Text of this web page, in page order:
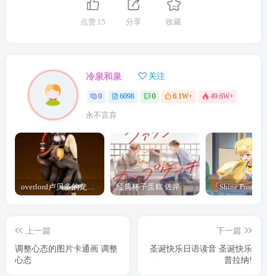
点赞 15 分享 收藏
冷泉和泉 关注
0 6098 0 6.1W+ 49.6W+
永不言弃
overlord卢贝多的龙王谁厉害 「Overlord」露普斯蕾琪娜·贝塔手办开订 经典杯子蛋糕 佐岸 漫画「经典杯子蛋糕」宣布真人日剧化
上一篇
调整心态的图片卡通画 调整
心态
下一篇
圣诞快乐日语读音 圣诞快乐
普拉纳!